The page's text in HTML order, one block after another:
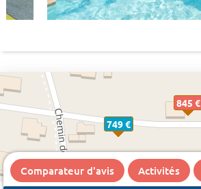
749 €
845 €
Comparateur d'avis Activités